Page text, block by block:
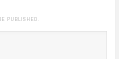
PUBLISHED.